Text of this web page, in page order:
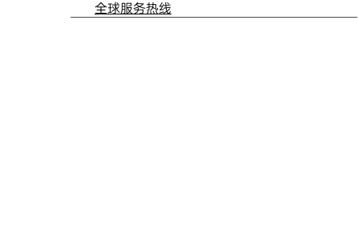
全球服务热线